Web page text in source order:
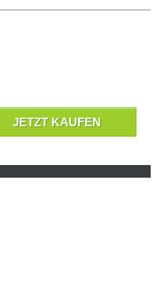
JETZT KAUFEN